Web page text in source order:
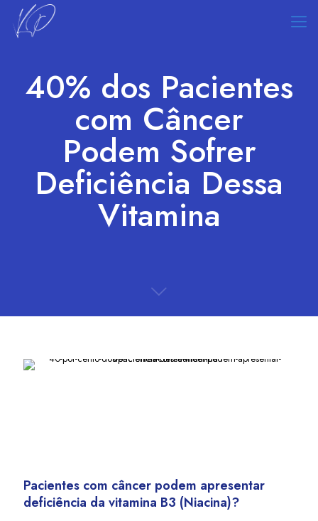
40% dos Pacientes
com Câncer
Podem Sofrer
Deficiência Dessa
Vitamina
Pacientes com câncer podem apresentar
deficiência da vitamina B3 (Niacina)?